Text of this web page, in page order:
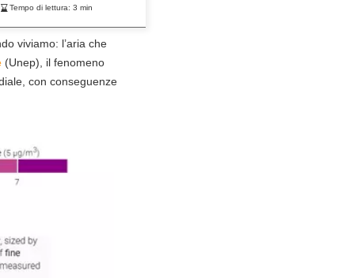
Tempo di lettura:3 min
viviamo: l’aria che
(Unep), il fenomeno
con conseguenze